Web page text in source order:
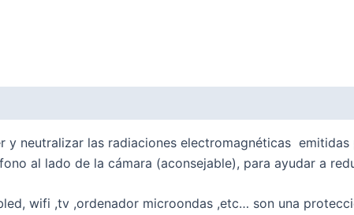
y neutralizar las radiaciones electromagnéticas
al lado de la cámara (aconsejable), para ayudar a
wifi ,tv ,ordenador microondas ,etc… son una